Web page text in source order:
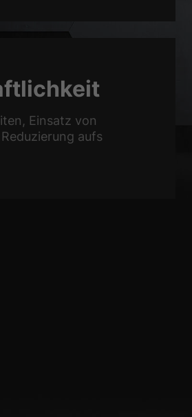
Einsatz von
aufs